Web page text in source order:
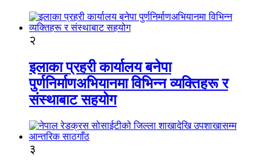
२
इलाका प्रहरी कार्यालय बनेपा
पुर्णनिर्माणअभियानमा विभिन्न व्यक्तिहरू र
संस्थाबाट सहयोग
३